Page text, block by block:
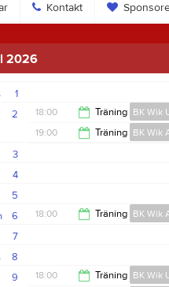
Kontakt
2026
1
2
18:00 Träning BK Wik
19:00 Träning BK Wik
3
4
5
6
18:00 Träning BK Wik
7
8
9
18:00 Träning BK Wik